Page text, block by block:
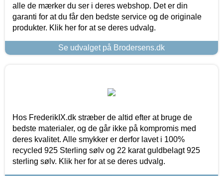
alle de mærker du ser i deres webshop. Det er din
garanti for at du får den bedste service og de originale
produkter. Klik her for at se deres udvalg.
Se udvalget på Brodersens.dk
Hos FrederikIX.dk stræber de altid efter at bruge de
bedste materialer, og de går ikke på kompromis med
deres kvalitet. Alle smykker er derfor lavet i 100%
recycled 925 Sterling sølv og 22 karat guldbelagt 925
sterling sølv. Klik her for at se deres udvalg.